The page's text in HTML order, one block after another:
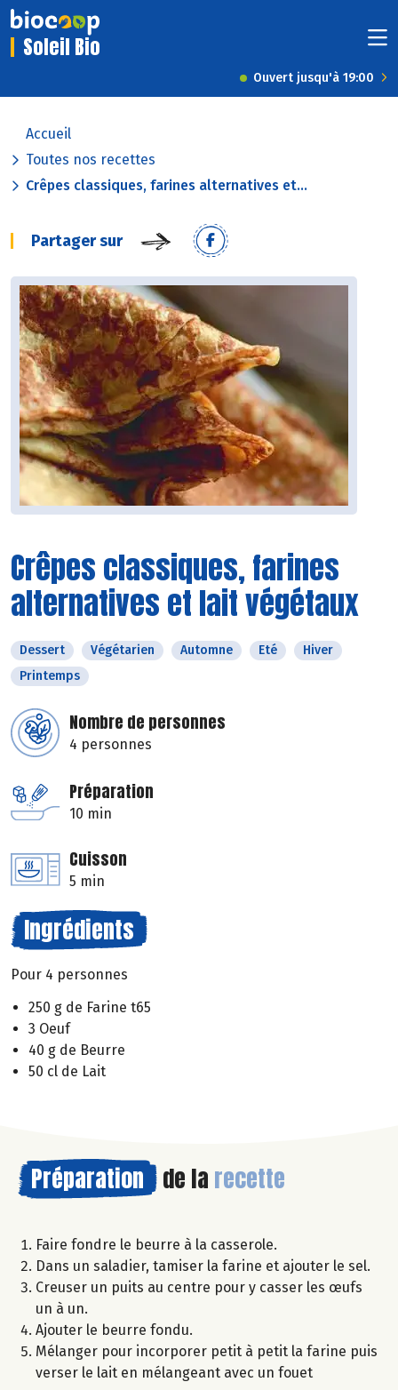
Soleil Bio
Ouvert jusqu'à 19:00
Accueil
Toutes nos recettes
Crêpes classiques, farines alternatives et...
Partager sur
Crêpes classiques, farines
alternatives et lait végétaux
Dessert Végétarien Automne Eté
Hiver
Printemps
Nombre de personnes
4 personnes
Préparation
10 min
Cuisson
5 min
Ingrédients
Pour 4 personnes
250 g de Farine t65
3 Oeuf
40 g de Beurre
50 cl de Lait
Préparation de la recette
Faire fondre le beurre à la casserole.
Dans un saladier, tamiser la farine et ajouter le sel.
Creuser un puits au centre pour y casser les œufs
un à un.
Ajouter le beurre fondu.
Mélanger pour incorporer petit à petit la farine puis
verser le lait en mélangeant avec un fouet